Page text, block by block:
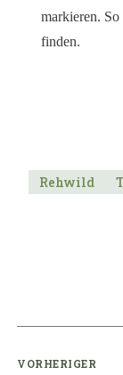
markieren.
finden.
Rehwild
VORHERIGER